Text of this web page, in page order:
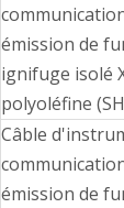
émission de
ignifuge isolé
polyoléfine
Câble
émission de